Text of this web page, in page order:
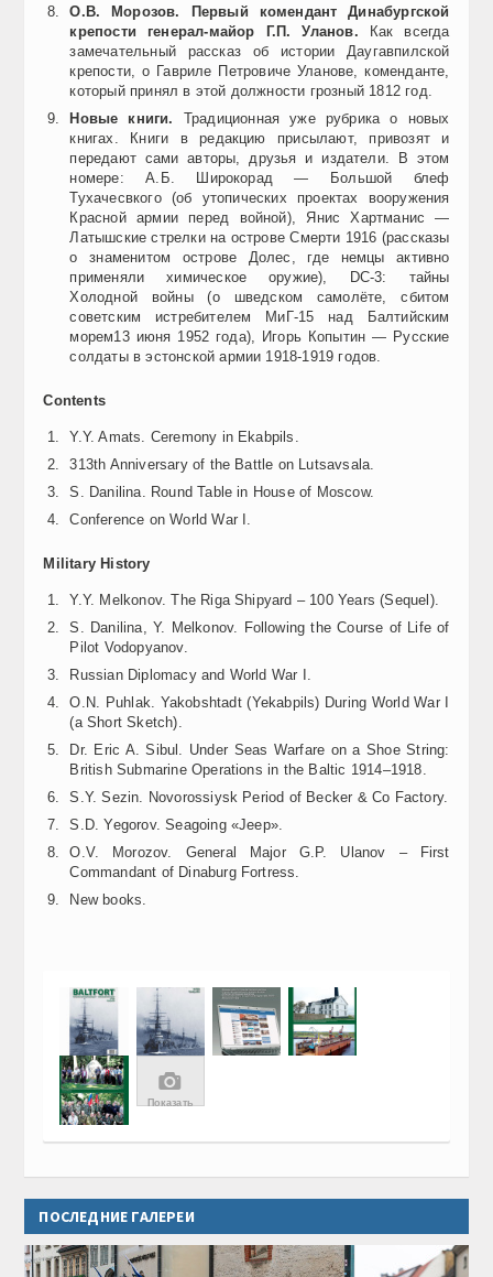
О.В. Морозов. Первый комендант Динабургской
крепости генерал-майор Г.П. Уланов. Как всегда
замечательный рассказ об истории Даугавпилской
крепости, о Гавриле Петровиче Уланове, коменданте,
который принял в этой должности грозный 1812 год.
Новые книги. Традиционная уже рубрика о новых
книгах. Книги в редакцию присылают, привозят и
передают сами авторы, друзья и издатели. В этом
номере: А.Б. Широкорад — Большой блеф
Тухачесвкого (об утопических проектах вооружения
Красной армии перед войной), Янис Хартманис —
Латышские стрелки на острове Смерти 1916 (рассказы
о знаменитом острове Долес, где немцы активно
применяли химическое оружие), DC-3: тайны
Холодной войны (о шведском самолёте, сбитом
советским истребителем МиГ-15 над Балтийским
морем13 июня 1952 года), Игорь Копытин — Русские
солдаты в эстонской армии 1918-1919 годов.
Contents
Y.Y. Amats. Ceremony in Ekabpils.
313th Anniversary of the Battle on Lutsavsala.
S. Danilina. Round Table in House of Moscow.
Conference on World War I.
Military History
Y.Y. Melkonov. The Riga Shipyard – 100 Years (Sequel).
S. Danilina, Y. Melkonov. Following the Course of Life of
Pilot Vodopyanov.
Russian Diplomacy and World War I.
O.N. Puhlak. Yakobshtadt (Yekabpils) During World War I
(a Short Sketch).
Dr. Eric A. Sibul. Under Seas Warfare on a Shoe String:
British Submarine Operations in the Baltic 1914–1918.
S.Y. Sezin. Novorossiysk Period of Becker & Co Factory.
S.D. Yegorov. Seagoing «Jeep».
O.V. Morozov. General Major G.P. Ulanov – First
Commandant of Dinaburg Fortress.
New books.
📷
Показать
ПОСЛЕДНИЕ ГАЛЕРЕИ